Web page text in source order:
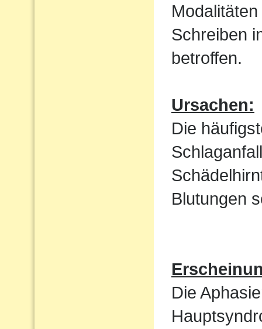
Schreiben
betroffen.
Ursachen:
Die
Blutungen
Die